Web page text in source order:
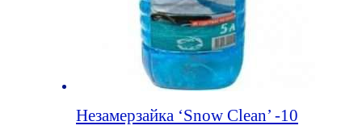
Незамерзайка ‘Snow Clean’ -10